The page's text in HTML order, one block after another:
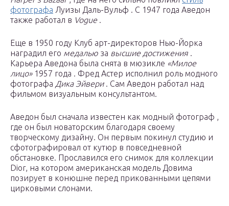
фотографа Луизы Даль-Вульф . С 1947 года Аведон
также работал в Vogue.
Еще в 1950 году Клуб арт-директоров Нью-Йорка
наградил его медалью за высшие достижения .
Карьера Аведона была снята в мюзикле «Милое
лицо»1957 года . Фред Астер исполнил роль модного
фотографа Дика Эйвери. Сам Аведон работал над
фильмом визуальным консультантом.
Аведон был сначала известен как модный фотограф ,
где он был новаторским благодаря своему
творческому дизайну. Он первым покинул студию и
сфотографировал от кутюр в повседневной
обстановке. Прославился его снимок для коллекции
Dior, на котором американская модель Довима
позирует в конюшне перед прикованными цепями
цирковыми слонами.